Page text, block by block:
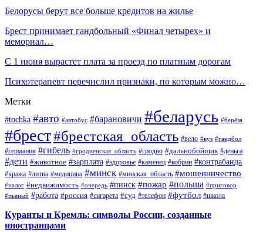
Белорусы берут все больше кредитов на жилье
Брест принимает гандбольный «Финал четырех» и
мемориал…
С 1 июня вырастет плата за проезд по платным дорогам
Психотерапевт перечислил признаки, по которым можно…
Метки
#tochka #авто #автобус #барановичи #беларусь #берёза
#брест#брестская_область #вело #вуз #гандбол
#германия #гибель #гродненская_область #гродно #дальнобойщик #деньга
#дети #животное #зарплата #здоровье #каменец #кобрин #контрабанда
#кража #литва #медицина #минск #минская_область #мошенничество
#налог #недвижимость #очередь #пинск #пожар #польша #приговор
#пьяный #работа #россия #сигарета #суд #телефон #футбол #школа
Куранты и Кремль: символы России, созданные
иностранцами